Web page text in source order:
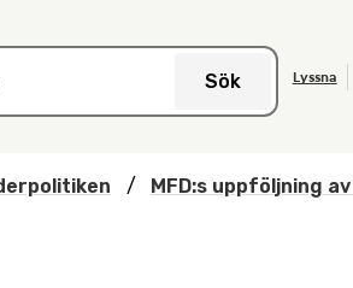
Sök Lyssna
/
MFD:s uppföljning